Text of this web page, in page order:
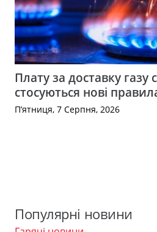
Плату за доставку газу
стосуються нові
П’ятниця, 7 Серпня, 2026
Популярні новини